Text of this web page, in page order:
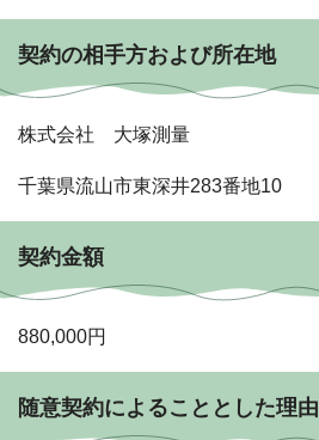
契約の相手方および所在地
株式会社 大塚測量
千葉県流山市東深井283番地10
契約金額
880,000円
随意契約によることとした理由